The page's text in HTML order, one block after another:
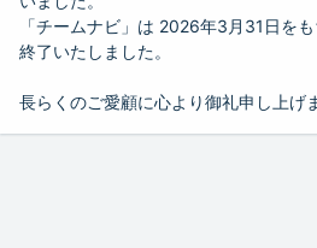
「チームナビ」は 2026年3月31日を
終了いたしました。
長らくのご愛顧に心より御礼申し上げ